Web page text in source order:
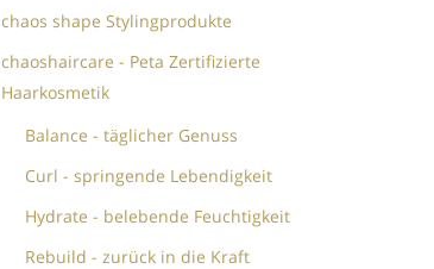
chaos shape Stylingprodukte
chaoshaircare - Peta Zertifizierte
Haarkosmetik
Balance - täglicher Genuss
Curl - springende Lebendigkeit
Hydrate - belebende Feuchtigkeit
Rebuild - zurück in die Kraft